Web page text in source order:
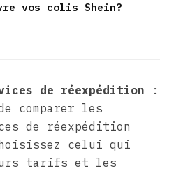
vos colis Shein?
de réexpédition :
comparer les
de réexpédition
celui qui
tarifs et les